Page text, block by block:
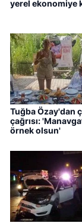
yerel ekonomiye
Tuğba Özay'dan
çağrısı:
örnek olsun'